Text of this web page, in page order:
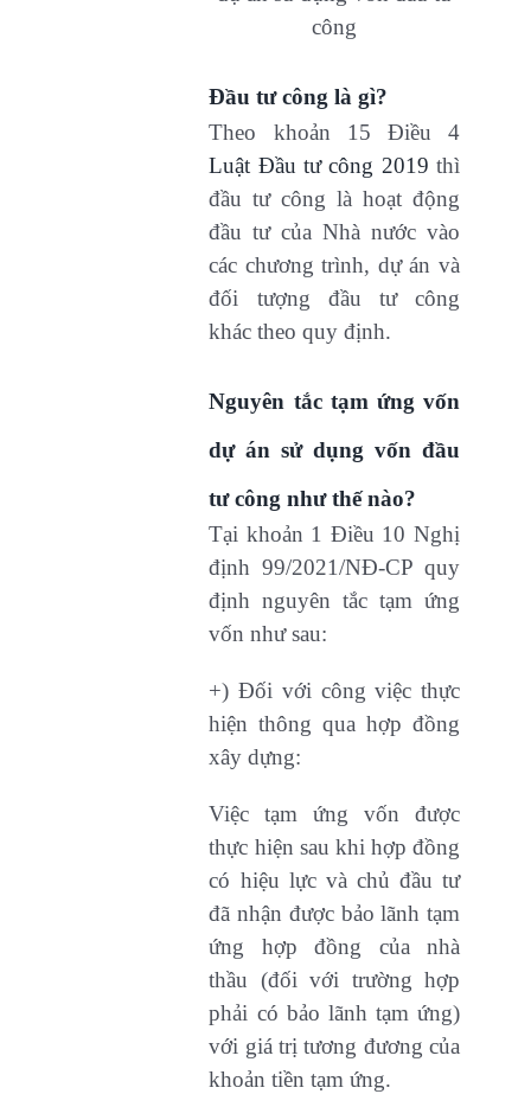
công
Đầu tư công là gì?
Theo khoản 15 Điều 4
Luật Đầu tư công 2019 thì
đầu tư công là hoạt động
đầu tư của Nhà nước vào
các chương trình, dự án và
đối tượng đầu tư công
khác theo quy định.
Nguyên tắc tạm ứng vốn
dự án sử dụng vốn đầu
tư công như thế nào?
Tại khoản 1 Điều 10 Nghị
định 99/2021/NĐ-CP quy
định nguyên tắc tạm ứng
vốn như sau:
+) Đối với công việc thực
hiện thông qua hợp đồng
xây dựng:
Việc tạm ứng vốn được
thực hiện sau khi hợp đồng
có hiệu lực và chủ đầu tư
đã nhận được bảo lãnh tạm
ứng hợp đồng của nhà
thầu (đối với trường hợp
phải có bảo lãnh tạm ứng)
với giá trị tương đương của
khoản tiền tạm ứng.